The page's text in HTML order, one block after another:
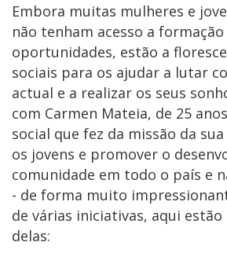
Embora muitas mulheres e
não tenham acesso a formação
oportunidades, estão a
sociais para os ajudar a lutar
actual e a realizar os seus
com Carmen Mateia, de 25
social que fez da missão da
os jovens e promover o
comunidade em todo o país e
- de forma muito
de várias iniciativas, aqui estão
delas: